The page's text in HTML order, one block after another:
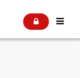
 